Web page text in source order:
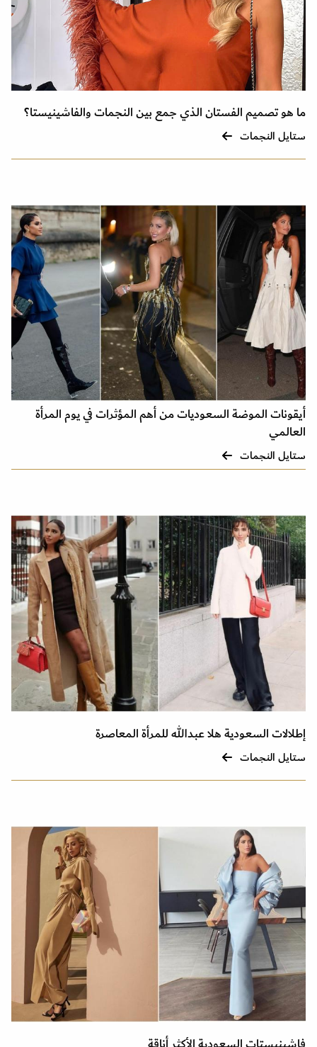
ما هو تصميم الفستان الذي جمع بين النجمات والفاشينيستا؟
ستايل النجمات
أيقونات الموضة السعوديات من أهم المؤثرات في يوم المرأة
العالمي
ستايل النجمات
إطلالات السعودية هلا عبدالله للمرأة المعاصرة
ستايل النجمات